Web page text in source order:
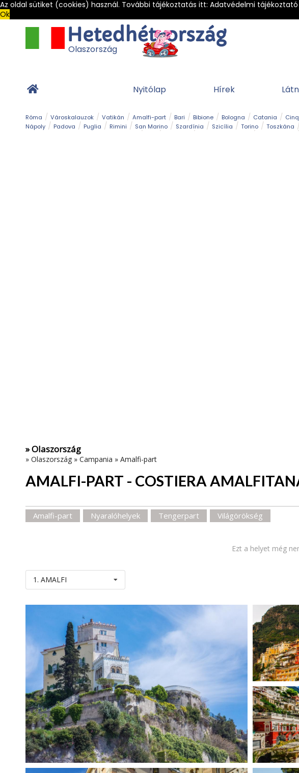
Az oldal sütiket (cookies) használ. További tájékoztatás itt: Adatvédelmi tájékoztató
Ok
Olaszország
Nyitólap Hírek
Róma Városkalauzok Vatikán Amalfi-part Bari Bibione Bologna Catania
Nápoly
Padova Puglia Rimini San Marino Szardínia Szicília Torino Toszkána
» Olaszország
» Olaszország » Campania » Amalfi-part
AMALFI-PART - COSTIERA
Amalfi-part Nyaralóhelyek Tengerpart Világörökség
Ezt a helyet még
1. AMALFI